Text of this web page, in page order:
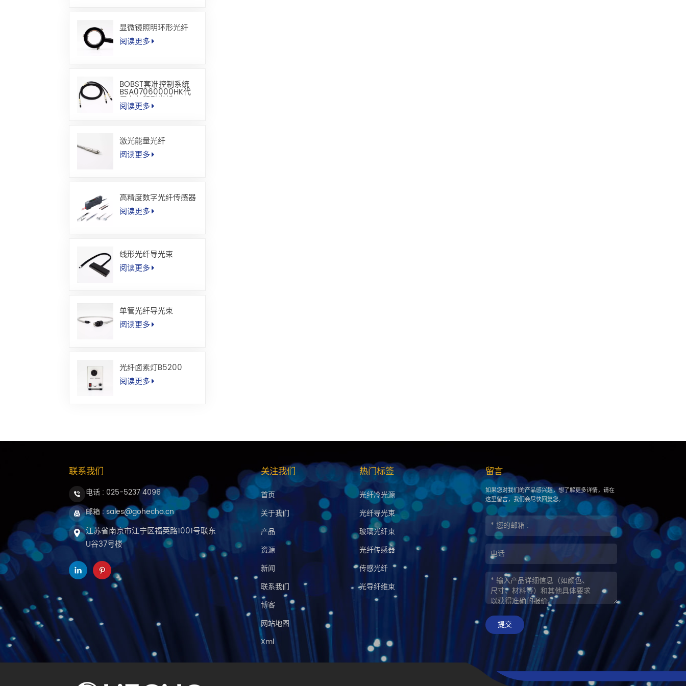
显微镜照明环形光纤
阅读更多
BOBST套准控制系统
BSA07060000HK代
用套色印刷光纤
阅读更多
激光能量光纤
阅读更多
高精度数字光纤传感器
阅读更多
线形光纤导光束
阅读更多
单管光纤导光束
阅读更多
光纤卤素灯B5200
阅读更多
联系我们
电话 : 025-5237 4096
邮箱 : sales@gohecho.cn
江苏省南京市江宁区福英路1001号联东
U谷37号楼
关注我们
首页
关于我们
产品
资源
新闻
联系我们
博客
网站地图
Xml
热门标签
光纤冷光源
光纤导光束
玻璃光纤束
光纤传感器
传感光纤
光导纤维束
留言
如果您对我们的产品感兴趣，想了解更多详情，请在
这里留言，我们会尽快回复您。
提交